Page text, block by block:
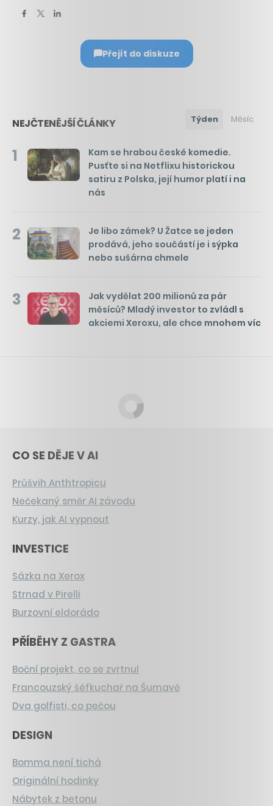
Přejít do diskuze
NEJČTENĚJŠÍ ČLÁNKY Týden Měsíc
1
Kam se hrabou české komedie.
Pusťte si na Netflixu historickou
satiru z Polska, její humor platí i na
nás
2
Je libo zámek? U Žatce se jeden
prodává, jeho součástí je i sýpka
nebo sušárna chmele
3
Jak vydělat 200 milionů za pár
měsíců? Mladý investor to zvládl s
akciemi Xeroxu, ale chce mnohem víc
CO SE DĚJE V AI
Průšvih Anthtropicu
Nečekaný směr AI závodu
Kurzy, jak AI vypnout
INVESTICE
Sázka na Xerox
Strnad v Pirelli
Burzovní eldorádo
PŘÍBĚHY Z GASTRA
Boční projekt, co se zvrtnul
Francouzský šéfkuchař na Šumavě
Dva golfisti, co pečou
DESIGN
Bomma není tichá
Originální hodinky
Nábytek z betonu